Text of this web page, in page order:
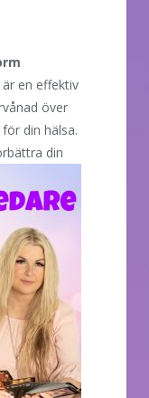
en effektiv
över
din hälsa.
din